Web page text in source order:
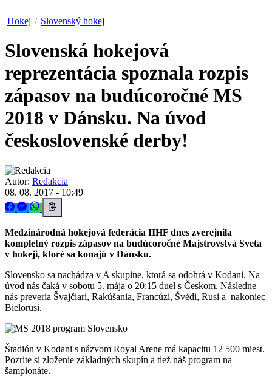
Hokej / Slovenský hokej
Slovenská hokejová
reprezentácia spoznala rozpis
zápasov na budúcoročné MS
2018 v Dánsku. Na úvod
československé derby!
Autor: Redakcia
08. 08. 2017 - 10:49
Medzinárodná hokejová federácia IIHF dnes zverejnila
kompletný rozpis zápasov na budúcoročné Majstrovstvá Sveta
v hokeji, ktoré sa konajú v Dánsku.
Slovensko sa nachádza v A skupine, ktorá sa odohrá v Kodani. Na
úvod nás čaká v sobotu 5. mája o 20:15 duel s Českom. Následne
nás preveria Švajčiari, Rakúšania, Francúzi, Švédi, Rusi a nakoniec
Bielorusi.
Štadión v Kodani s názvom Royal Arene má kapacitu 12 500 miest.
Pozrite si zloženie základných skupín a tiež náš program na
šampionáte.